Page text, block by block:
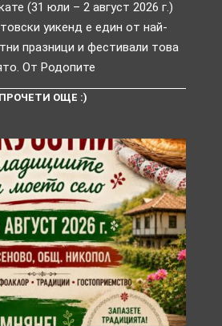
(31 юли – 2 август 2026 г.)
уикенд е един от най-
празници и фестивали това
От Родопите
ПРОЧЕТИ ОЩЕ :)